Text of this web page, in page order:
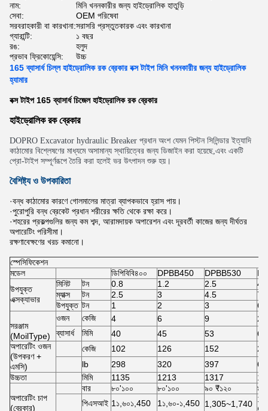
নাম:
মিনি খননকারীর জন্য হাইড্রোলিক হাতুড়ি
সেবা:
OEM পরিষেবা
সরবরাহকারী বা কারখানা:সরাসরি প্রস্তুতকারক এবং কারখানা
গ্যারান্টি:
১ বছর
রঙ:
হলুদ
প্রভাব ফ্রিকোয়েন্সি:
উচ্চ
165 ব্যাসার্ধ চিল্ল হাইড্রোলিক রক ব্রেকার বক্স টাইপ মিনি খননকারীর জন্য হাইড্রোলিক
হ্যামার
বক্স টাইপ 165 ব্যাসার্ধ চিজেল হাইড্রোলিক রক ব্রেকার
হাইড্রোলিক রক ব্রেকার
DOPRO Excavator hydraulic Breaker প্রধান অংশ যেমন পিস্টন সিলিন্ডার ইত্যাদি
কাঠামোর বিশ্লেষণের মাধ্যমে অসামান্য স্থায়িত্বের জন্য ডিজাইন করা হয়েছে,এবং একটি
প্রো-টাইপ সম্পূর্ণরূপে তৈরি করা হলেই ভর উৎপাদন শুরু হয়।
বৈশিষ্ট্য ও উপকারিতা
·বন্ধ কাঠামোর কারণে গোলমালের মাত্রা ব্যাপকভাবে হ্রাস পায়।
·পুরোপুরি বন্ধ ব্রেকেট প্রধান শরীরের ক্ষতি থেকে রক্ষা করে।
·শহরের প্রকল্পগুলির জন্য কম শব্দ, আরামদায়ক অপারেশন এবং দূরবর্তী কাজের জন্য দীর্ঘতর
অপারেটিং পরিসীমা।
রক্ষণাবেক্ষণের খরচ কমানো।
স্পেসিফিকেশন
মডেল
ডিপিবিবি৪০০ DPBB450 DPBB530
উপযুক্ত
এক্সক্যাভার
মিনিট টন 0.8 1.2 2.5
4
ম্যাক্স
টন 2.5 3 4.5
7
উপযুক্ত টন 1 2 3 6
সরঞ্জাম
(MoilType)
ওজন কেজি 4 6 9
20
ব্যাসার্ধ
মিমি 40 45 53
68
অপারেটিং ওজন
(উপকরণ +
এমসি)
কেজি 102 126 152
lb
298 320 397
উচ্চতা
মিমি 1135 1213 1317
অপারেটিং চাপ
(ব্রেকার)
বার ৮০'১০০ ৮০'১০০ ৯০ ₹১২০
পিএসআই 1১,৬০১,450 1১,৬০-১,450 1,305~1,740